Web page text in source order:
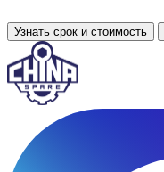
Узнать срок и стоимость